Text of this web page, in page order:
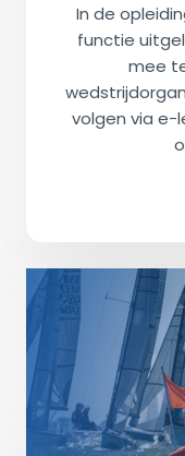
In de
functie
mee
volgen via e-